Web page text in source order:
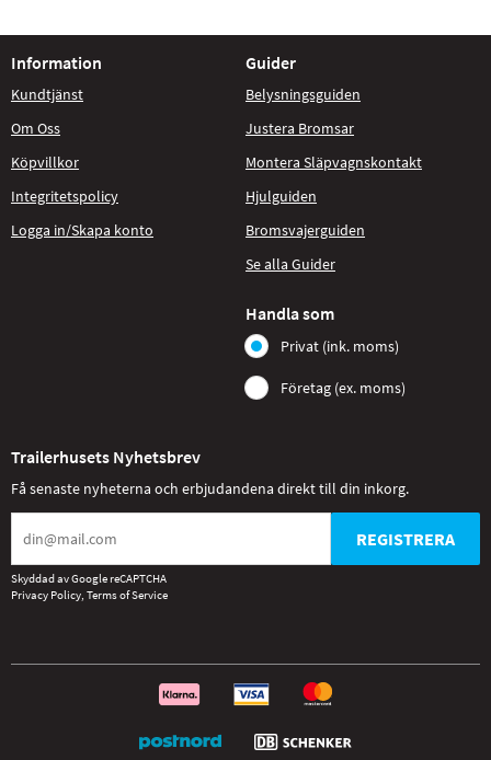
Information
Kundtjänst
Om Oss
Köpvillkor
Integritetspolicy
Logga in/Skapa konto
Guider
Belysningsguiden
Justera Bromsar
Montera Släpvagnskontakt
Hjulguiden
Bromsvajerguiden
Se alla Guider
Handla som
Privat (ink. moms)
Företag (ex. moms)
Trailerhusets Nyhetsbrev
Få senaste nyheterna och erbjudandena direkt till din inkorg.
REGISTRERA
Skyddad av Google reCAPTCHA
Privacy Policy, Terms of Service